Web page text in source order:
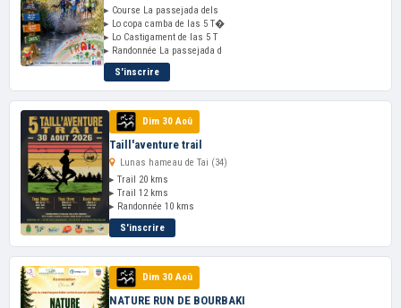
▸ Course La passejada dels
▸ Lo copa camba de las 5 T�
▸ Lo Castigament de las 5 T
▸ Randonnée La passejada d
S'inscrire
Dim 30 Aoû
Taill'aventure trail
Lunas hameau de Tai (34)
▸ Trail 20 kms
▸ Trail 12 kms
▸ Randonnée 10 kms
S'inscrire
Dim 30 Aoû
NATURE RUN DE BOURBAKI